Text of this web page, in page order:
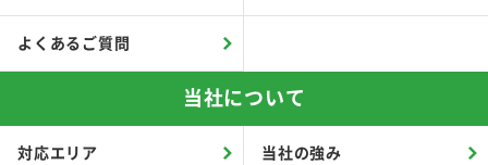
よくあるご質問
当社について
対応エリア 当社の強み